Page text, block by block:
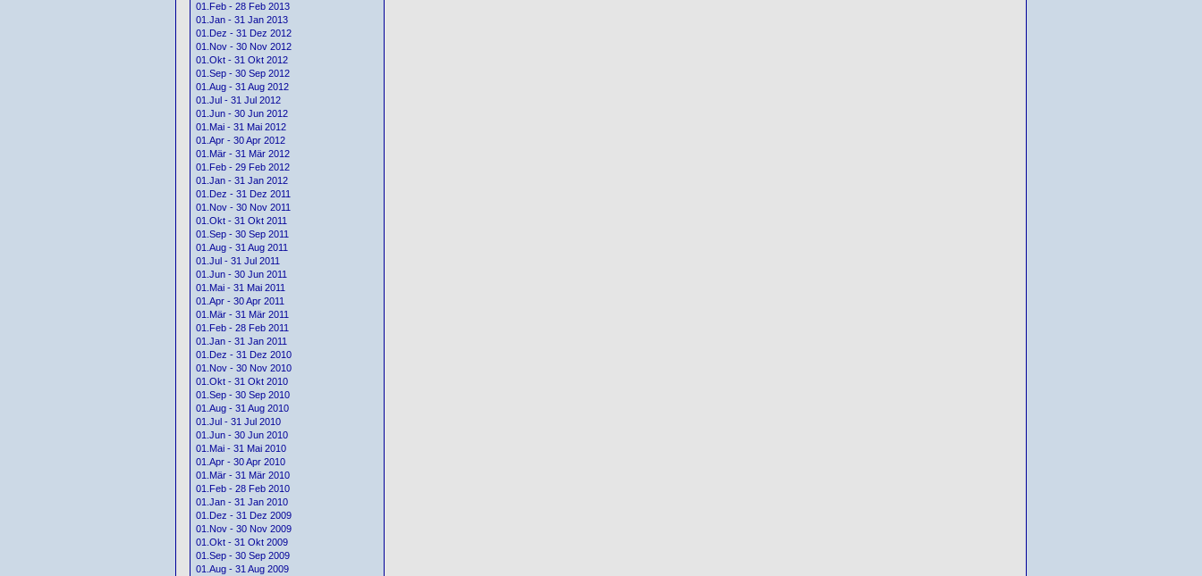
01.Feb - 28 Feb 2013
01.Jan - 31 Jan 2013
01.Dez - 31 Dez 2012
01.Nov - 30 Nov 2012
01.Okt - 31 Okt 2012
01.Sep - 30 Sep 2012
01.Aug - 31 Aug 2012
01.Jul - 31 Jul 2012
01.Jun - 30 Jun 2012
01.Mai - 31 Mai 2012
01.Apr - 30 Apr 2012
01.Mär - 31 Mär 2012
01.Feb - 29 Feb 2012
01.Jan - 31 Jan 2012
01.Dez - 31 Dez 2011
01.Nov - 30 Nov 2011
01.Okt - 31 Okt 2011
01.Sep - 30 Sep 2011
01.Aug - 31 Aug 2011
01.Jul - 31 Jul 2011
01.Jun - 30 Jun 2011
01.Mai - 31 Mai 2011
01.Apr - 30 Apr 2011
01.Mär - 31 Mär 2011
01.Feb - 28 Feb 2011
01.Jan - 31 Jan 2011
01.Dez - 31 Dez 2010
01.Nov - 30 Nov 2010
01.Okt - 31 Okt 2010
01.Sep - 30 Sep 2010
01.Aug - 31 Aug 2010
01.Jul - 31 Jul 2010
01.Jun - 30 Jun 2010
01.Mai - 31 Mai 2010
01.Apr - 30 Apr 2010
01.Mär - 31 Mär 2010
01.Feb - 28 Feb 2010
01.Jan - 31 Jan 2010
01.Dez - 31 Dez 2009
01.Nov - 30 Nov 2009
01.Okt - 31 Okt 2009
01.Sep - 30 Sep 2009
01.Aug - 31 Aug 2009